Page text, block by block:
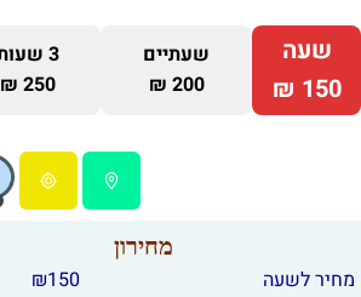
שעה
150 ₪
שעתיים
200 ₪
3 שעות
250 ₪
מחירון
מחיר לשעה 150
₪